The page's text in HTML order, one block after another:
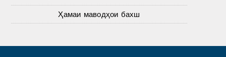
Ҳамаи маводҳои бахш